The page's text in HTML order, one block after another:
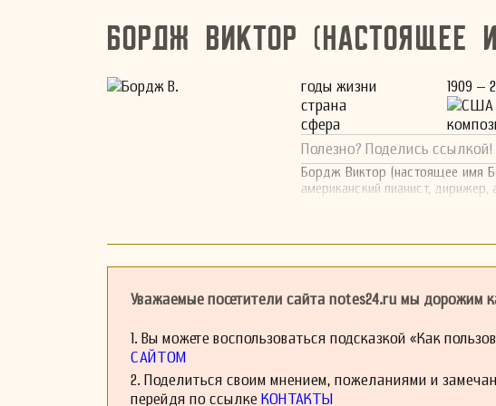
Бордж Виктор (настоящее
годы жизни
1909 –
страна
США
сфера
Полезно? Поделись ссылкой!
Бордж Виктор (настоящее имя
американский пианист, дирижер,
Уважаемые посетители сайта notes24.ru мы дорожим
1. Вы можете воспользоваться подсказкой «Как
САЙТОМ
2. Поделиться своим мнением, пожеланиями и
перейдя по ссылке КОНТАКТЫ